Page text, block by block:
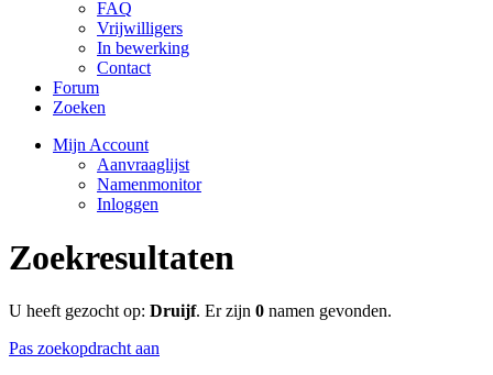
FAQ
Vrijwilligers
In bewerking
Contact
Forum
Zoeken
Mijn Account
Aanvraaglijst
Namenmonitor
Inloggen
Zoekresultaten
U heeft gezocht op: Druijf. Er zijn 0 namen gevonden.
Pas zoekopdracht aan